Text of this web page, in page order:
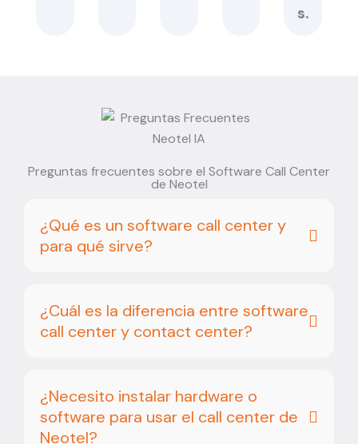
s.
Preguntas frecuentes sobre el Software Call Center
de Neotel
¿Qué es un software call center y
para qué sirve?
¿Cuál es la diferencia entre software
call center y contact center?
¿Necesito instalar hardware o
software para usar el call center de
Neotel?